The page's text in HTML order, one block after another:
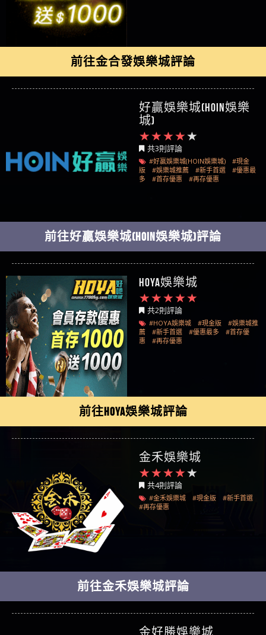
前往金合發娛樂城評論
好贏娛樂城(HOIN娛樂
城)
共3則評論
#好贏娛樂城(HOIN娛樂城)
#現金
版
#娛樂城推薦 #新手首選
#優惠最
多
#首存優惠 #再存優惠
前往好贏娛樂城(HOIN娛樂城)評論
HOYA娛樂城
共2則評論
#HOYA娛樂城 #現金版
#娛樂城推
薦
#新手首選 #優惠最多
#首存優
惠
#再存優惠
前往HOYA娛樂城評論
金禾娛樂城
共4則評論
#金禾娛樂城 #現金版
#新手首選
#再存優惠
前往金禾娛樂城評論
金好勝娛樂城